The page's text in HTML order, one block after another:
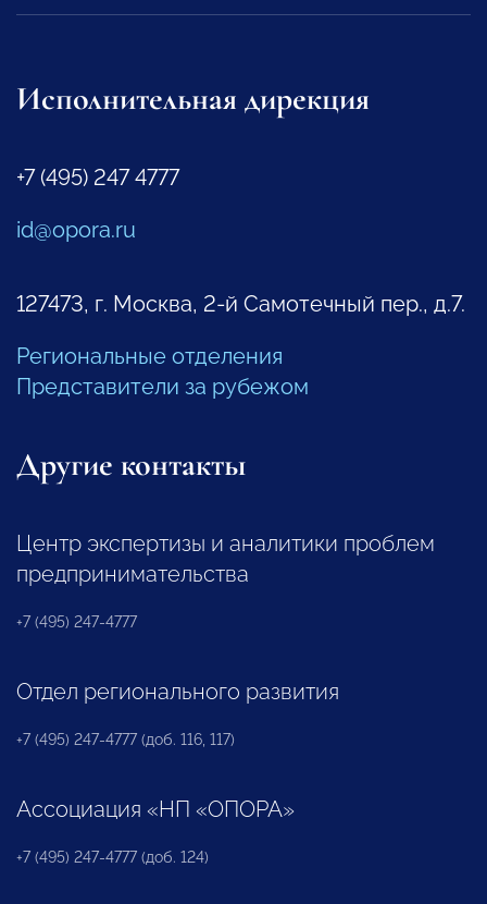
Исполнительная дирекция
+7 (495) 247 4777
id@opora.ru
127473, г. Москва, 2-й Самотечный пер., д.7.
Региональные отделения
Представители за рубежом
Другие контакты
Центр экспертизы и аналитики проблем
предпринимательства
+7 (495) 247-4777
Отдел регионального развития
+7 (495) 247-4777 (доб. 116, 117)
Ассоциация «НП «ОПОРА»
+7 (495) 247-4777 (доб. 124)